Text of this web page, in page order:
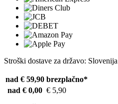
Stroški dostave za državo: Slovenija
nad € 59,90 brezplačno*
nad € 0,00 € 5,90